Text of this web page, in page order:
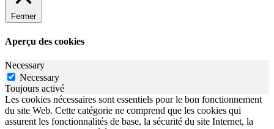
Fermer
Aperçu des cookies
Necessary
Necessary
Toujours activé
Les cookies nécessaires sont essentiels pour le bon fonctionnement
du site Web. Cette catégorie ne comprend que les cookies qui
assurent les fonctionnalités de base, la sécurité du site Internet, la